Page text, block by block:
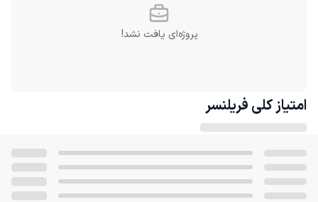
پروژه‌ای یافت نشد!
امتیاز کلی فریلنسر